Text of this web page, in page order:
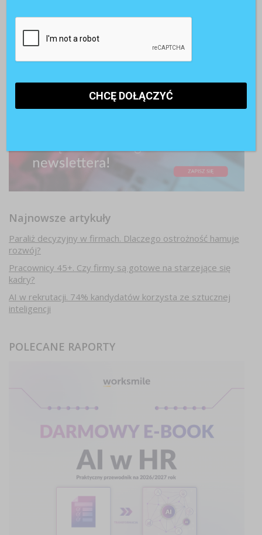
Najnowsze artykuły
Paraliż decyzyjny w firmach. Dlaczego ostrożność hamuje
rozwój?
Pracownicy 45+. Czy firmy są gotowe na starzejące się
kadry?
AI w rekrutacji. 74% kandydatów korzysta ze sztucznej
inteligencji
POLECANE RAPORTY